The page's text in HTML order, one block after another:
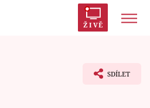
ŽIVĚ
SDÍLET